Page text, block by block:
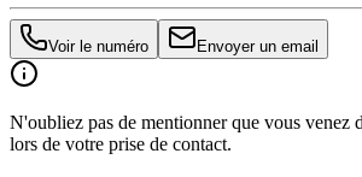
Voir le numéro Envoyer un email
N'oubliez pas de mentionner que vous venez
lors de votre prise de contact.